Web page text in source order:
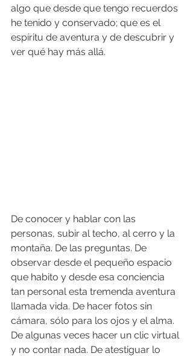
algo que desde que tengo recuerdos
he tenido y conservado; que es el
espíritu de aventura y de descubrir y
ver qué hay más allá.
De conocer y hablar con las
personas, subir al techo, al cerro y la
montaña. De las preguntas. De
observar desde el pequeño espacio
que habito y desde esa conciencia
tan personal esta tremenda aventura
llamada vida. De hacer fotos sin
cámara, sólo para los ojos y el alma.
De algunas veces hacer un clic virtual
y no contar nada. De atestiguar lo